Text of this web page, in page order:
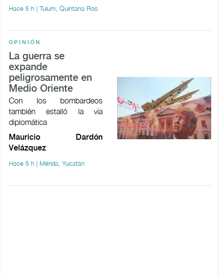
Hace 5 h | Tulum, Quintana Roo
OPINIÓN
La guerra se
expande
peligrosamente en
Medio Oriente
Con los bombardeos
también estalló la vía
diplomática
Mauricio Dardón
Velázquez
Hace 5 h | Mérida, Yucatán